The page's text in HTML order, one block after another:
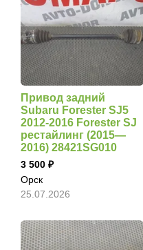
Привод задний
Subaru Forester SJ5
2012-2016 Forester SJ
рестайлинг (2015—
2016) 28421SG010
3 500
Орск
25.07.2026